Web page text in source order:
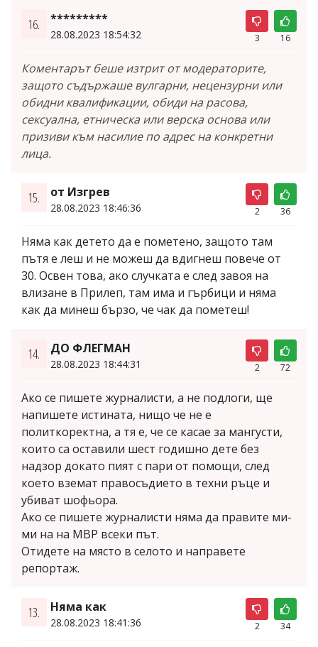
16. *********
28.08.2023 18:54:32 3 16
Коментарът беше изтрит от модераторите,
защото съдържаше вулгарни, нецензурни или
обидни квалификации, обиди на расова,
сексуална, етническа или верска основа или
призиви към насилие по адрес на конкретни
лица.
15. от Изгрев
28.08.2023 18:46:36 2 36
Няма как детето да е пометено, защото там
пътя е леш и не можеш да вдигнеш повече от
30. Освен това, ако случката е след завоя на
влизане в Прилеп, там има и гърбици и няма
как да минеш бързо, че чак да пометеш!
14. ДО ФЛЕГМАН
28.08.2023 18:44:31 2 72
Ако се пишете журналисти, а не подлоги, ще
напишете истината, нищо че не е
политкоректна, а тя е, че се касае за мангусти,
които са оставили шест годишно дете без
надзор докато пият с пари от помощи, след
което вземат правосъдието в техни ръце и
убиват шофьора.
Ако се пишете журналисти няма да правите ми-
ми на на МВР всеки път.
Отидете на място в селото и направете
репортаж.
13. Няма как
28.08.2023 18:41:36 2 34